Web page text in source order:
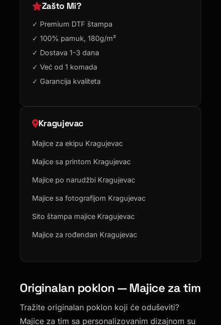
Originalan poklon — Majice za tim
Tražite originalan poklon koji će oduševiti?
Majice za tim sa personalizovanim dizajnom su
Zašto Mi?
✓ Premium DTF štampa
✓ 100% pamuk, 180g/m²
✓ Dostava 1-3 dana
✓ Već od 1 komada
✓ Garancija kvaliteta
Kragujevac
Majice za ekipu Kragujevac
Majice sa printom Kragujevac
Majice po narudžbi Kragujevac
Majice sa fotografijom Kragujevac
Sito štampa majice Kragujevac
Majice za rođendan Kragujevac